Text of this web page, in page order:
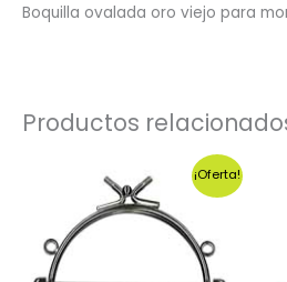
Boquilla ovalada oro viejo para
Productos
¡Oferta!